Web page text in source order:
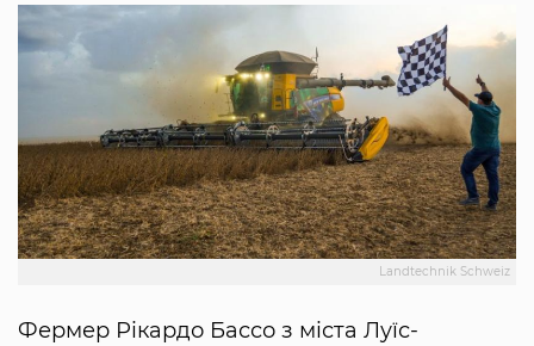
Landtechnik Schweiz
Фермер Рікардо Бассо з міста Луїс-